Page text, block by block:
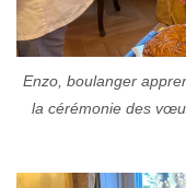
Enzo, boulanger
la cérémonie des